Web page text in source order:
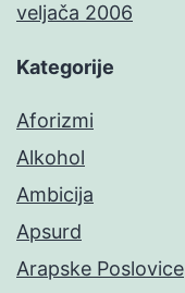
veljača 2006
Kategorije
Aforizmi
Alkohol
Ambicija
Apsurd
Arapske Poslovice